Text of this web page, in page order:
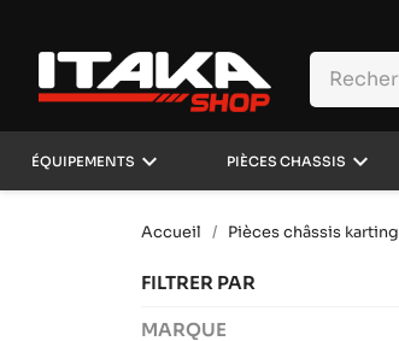
ÉQUIPEMENTS keyboard_arrow_down PIÈCES CHASSIS keyboard_arrow_down
Accueil Pièces châssis karting
FILTRER PAR
MARQUE